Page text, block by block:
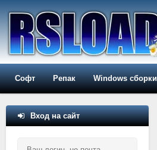
Софт Репак Windows сборки
Вход на сайт